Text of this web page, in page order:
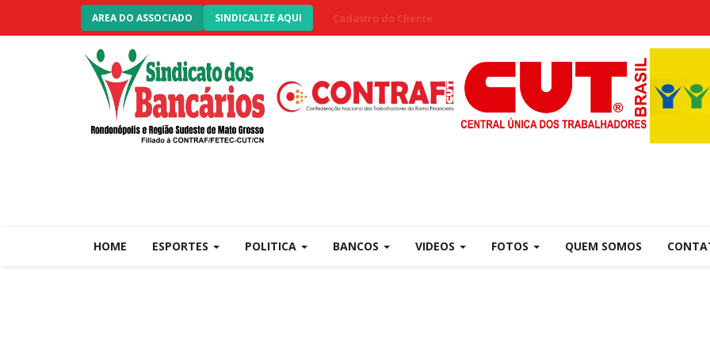
AREA DO ASSOCIADO SINDICALIZE AQUI Cadastro do Cliente
HOME ESPORTES POLITICA BANCOS VIDEOS FOTOS QUEM SOMOS